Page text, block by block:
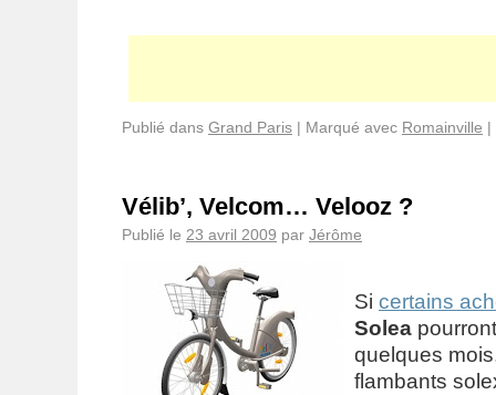
Publié dans Grand Paris | Marqué avec Romainville |
Vélib’, Velcom… Velooz ?
Publié le 23 avril 2009 par Jérôme
Si certains
Solea
quelques
flambants